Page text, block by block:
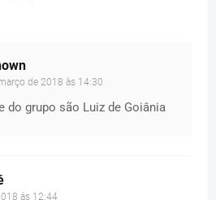
de 2018 às 14:30
do grupo são Luiz de Goiânia
às 12:44